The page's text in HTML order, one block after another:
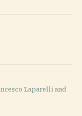
Laparelli and